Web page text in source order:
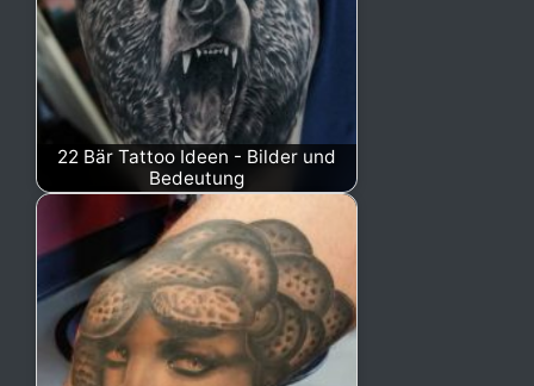
22 Bär Tattoo Ideen - Bilder und
Bedeutung